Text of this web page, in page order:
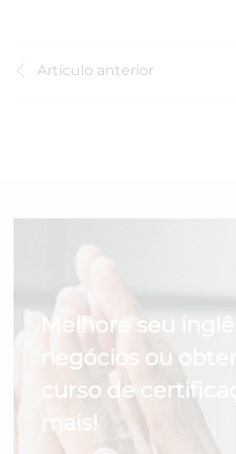
Artículo anterior
Melhore seu
negócios ou
curso de
mais!